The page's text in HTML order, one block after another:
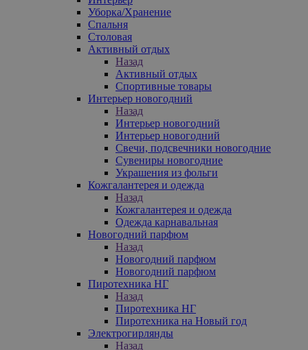
Уборка/Хранение
Спальня
Столовая
Активный отдых
Назад
Активный отдых
Спортивные товары
Интерьер новогодний
Назад
Интерьер новогодний
Интерьер новогодний
Свечи, подсвечники новогодние
Сувениры новогодние
Украшения из фольги
Кожгалантерея и одежда
Назад
Кожгалантерея и одежда
Одежда карнавальная
Новогодний парфюм
Назад
Новогодний парфюм
Новогодний парфюм
Пиротехника НГ
Назад
Пиротехника НГ
Пиротехника на Новый год
Электрогирлянды
Назад